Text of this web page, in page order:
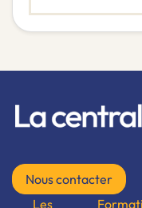
Nous contacter
Les